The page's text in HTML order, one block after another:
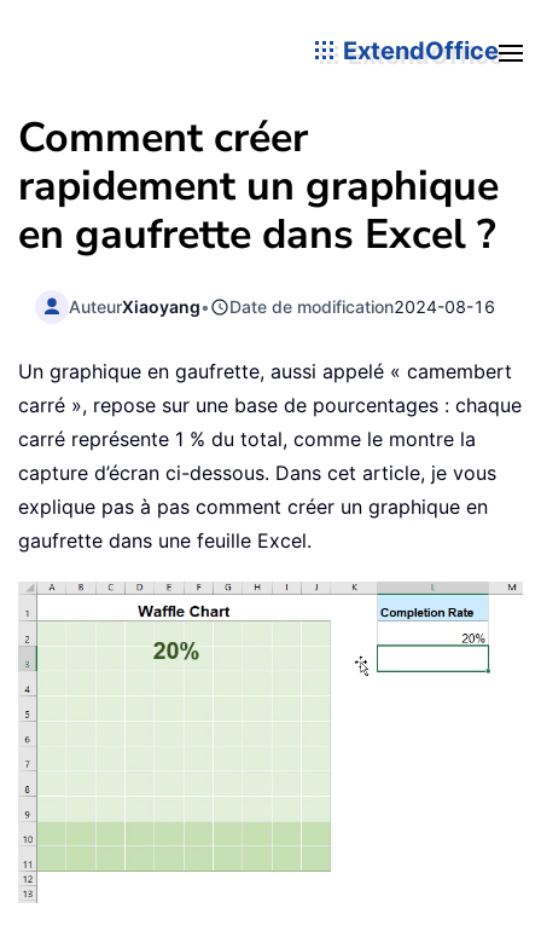
ExtendOffice
Comment créer
rapidement un graphique
en gaufrette dans Excel ?
AuteurXiaoyang• Date de modification2024-08-16
Un graphique en gaufrette, aussi appelé « camembert
carré », repose sur une base de pourcentages : chaque
carré représente 1 % du total, comme le montre la
capture d’écran ci-dessous. Dans cet article, je vous
explique pas à pas comment créer un graphique en
gaufrette dans une feuille Excel.